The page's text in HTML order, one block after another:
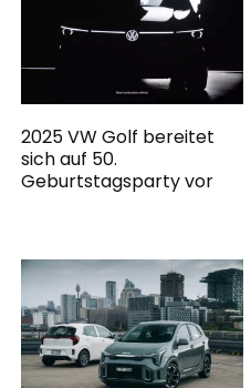
2025 VW Golf bereitet
sich auf 50.
Geburtstagsparty vor